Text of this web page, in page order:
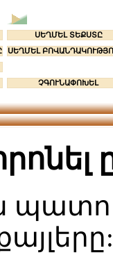
ՍԵՂՄԵԼ ՏԵՔՍՏԸ
ՍԵՂՄԵԼ
ՉԳՈՒՆԱՓՈԽԵԼ